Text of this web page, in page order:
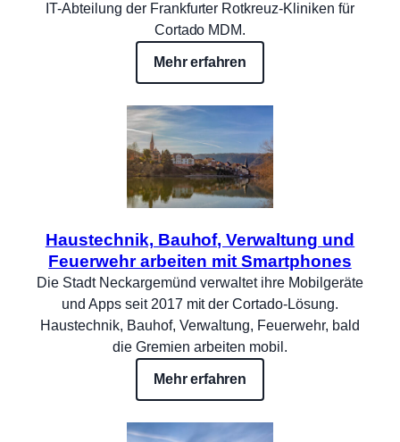
IT-Abteilung der Frankfurter Rotkreuz-Kliniken für
Cortado MDM.
Mehr erfahren
Haustechnik, Bauhof, Verwaltung und
Feuerwehr arbeiten mit Smartphones
Die Stadt Neckargemünd verwaltet ihre Mobilgeräte
und Apps seit 2017 mit der Cortado-Lösung.
Haustechnik, Bauhof, Verwaltung, Feuerwehr, bald
die Gremien arbeiten mobil.
Mehr erfahren